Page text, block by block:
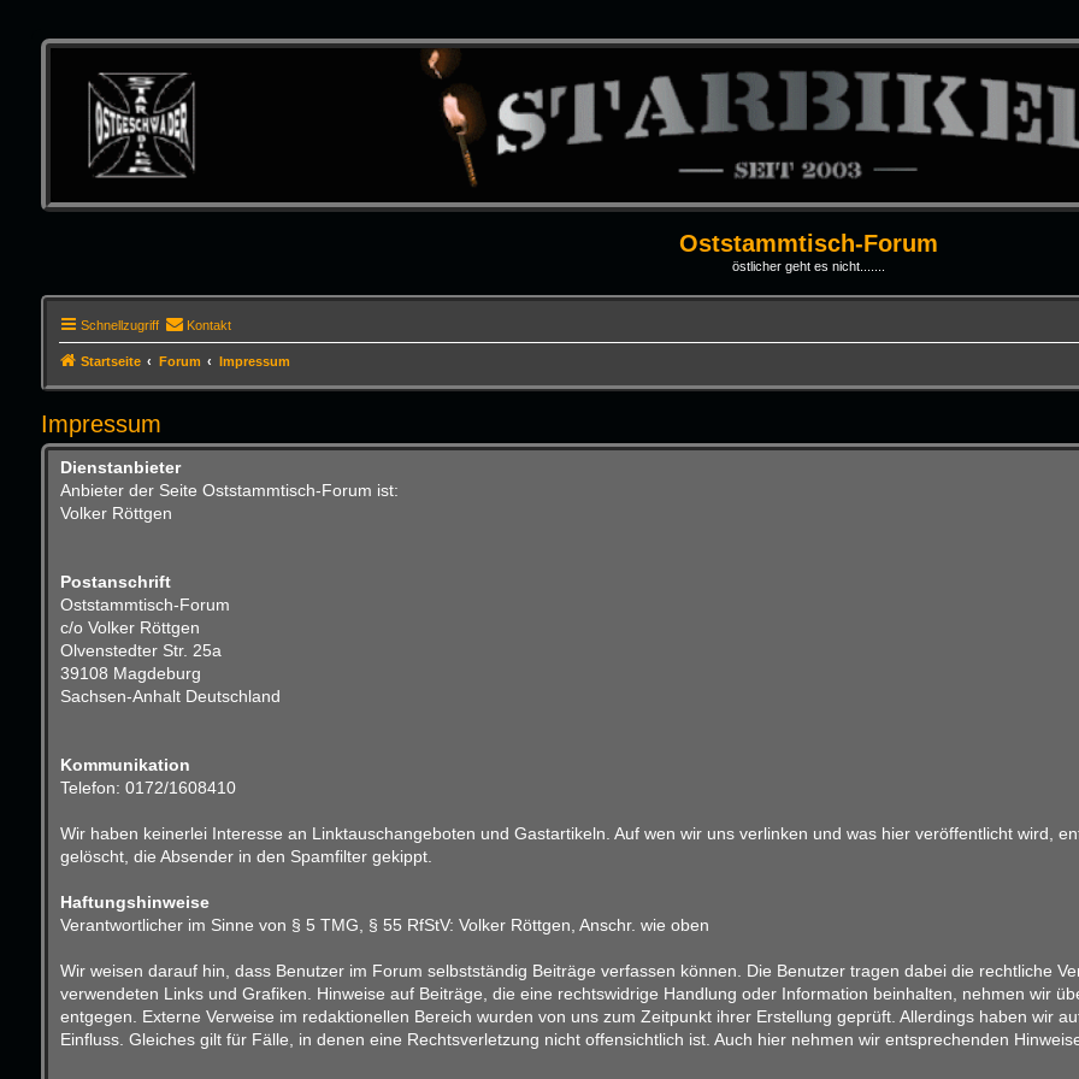
Oststammtisch-Forum
östlicher geht es nicht.......
Schnellzugriff Kontakt
Startseite Forum Impressum
Impressum
Dienstanbieter
Anbieter der Seite Oststammtisch-Forum ist:
Volker Röttgen
Postanschrift
Oststammtisch-Forum
c/o Volker Röttgen
Olvenstedter Str. 25a
39108 Magdeburg
Sachsen-Anhalt Deutschland
Kommunikation
Telefon: 0172/1608410
Wir haben keinerlei Interesse an Linktauschangeboten und Gastartikeln. Auf wen wir uns verlinken und was hier veröffentlicht wird,
gelöscht, die Absender in den Spamfilter gekippt.
Haftungshinweise
Verantwortlicher im Sinne von § 5 TMG, § 55 RfStV: Volker Röttgen, Anschr. wie oben
Wir weisen darauf hin, dass Benutzer im Forum selbstständig Beiträge verfassen können. Die Benutzer tragen dabei die rechtliche
verwendeten Links und Grafiken. Hinweise auf Beiträge, die eine rechtswidrige Handlung oder Information beinhalten, nehmen wir
entgegen. Externe Verweise im redaktionellen Bereich wurden von uns zum Zeitpunkt ihrer Erstellung geprüft. Allerdings haben wir
Einfluss. Gleiches gilt für Fälle, in denen eine Rechtsverletzung nicht offensichtlich ist. Auch hier nehmen wir entsprechenden